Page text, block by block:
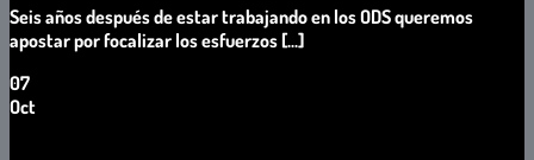
Seis años después de estar trabajando en los ODS queremos
apostar por focalizar los esfuerzos [...]
07
Oct